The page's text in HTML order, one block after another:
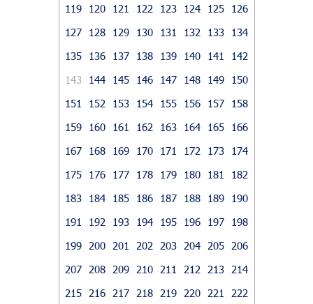
119
120 121 122 123 124 125
126
127
128 129 130 131 132 133
134
135
136 137 138 139 140 141
142
143
144 145 146 147 148 149
150
151
152 153 154 155 156 157
158
159
160 161 162 163 164 165
166
167
168 169 170 171 172 173
174
175
176 177 178 179 180 181
182
183
184 185 186 187 188 189
190
191
192 193 194 195 196 197
198
199
200 201 202 203 204 205
206
207
208 209 210 211 212 213
214
215
216 217 218 219 220 221
222